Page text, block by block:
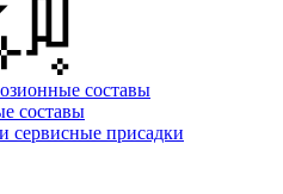
составы
составы
сервисные присадки